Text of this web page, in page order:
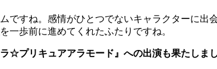
すね。感情がひとつでないキャラクターに
一歩前に進めてくれたふたりですね。
プリキュアアラモード』への出演も果たしま